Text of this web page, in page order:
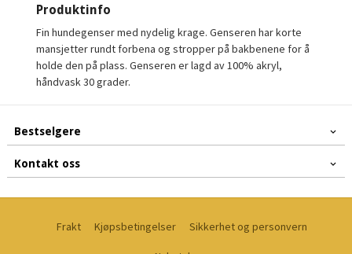
Produktinfo
Fin hundegenser med nydelig krage. Genseren har korte
mansjetter rundt forbena og stropper på bakbenene for å
holde den på plass. Genseren er lagd av 100% akryl,
håndvask 30 grader.
Bestselgere
Kontakt oss
Frakt Kjøpsbetingelser Sikkerhet og personvern